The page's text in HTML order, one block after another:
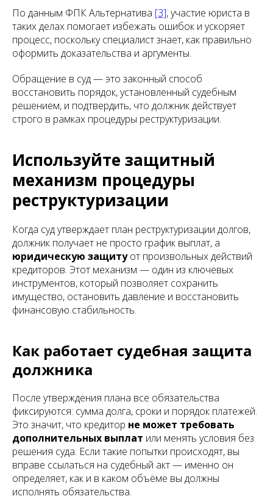
По данным ФПК Альтернатива [3], участие юриста в
таких делах помогает избежать ошибок и ускоряет
процесс, поскольку специалист знает, как правильно
оформить доказательства и аргументы.
Обращение в суд — это законный способ
восстановить порядок, установленный судебным
решением, и подтвердить, что должник действует
строго в рамках процедуры реструктуризации.
Используйте защитный
механизм процедуры
реструктуризации
Когда суд утверждает план реструктуризации долгов,
должник получает не просто график выплат, а
юридическую защитуот произвольных действий
кредиторов. Этот механизм — один из ключевых
инструментов, который позволяет сохранить
имущество, остановить давление и восстановить
финансовую стабильность.
Как работает судебная защита
должника
После утверждения плана все обязательства
фиксируются: сумма долга, сроки и порядок платежей.
Это значит, что кредитор не может требовать
дополнительных выплат или менять условия без
решения суда. Если такие попытки происходят, вы
вправе ссылаться на судебный акт — именно он
определяет, как и в каком объёме вы должны
исполнять обязательства.